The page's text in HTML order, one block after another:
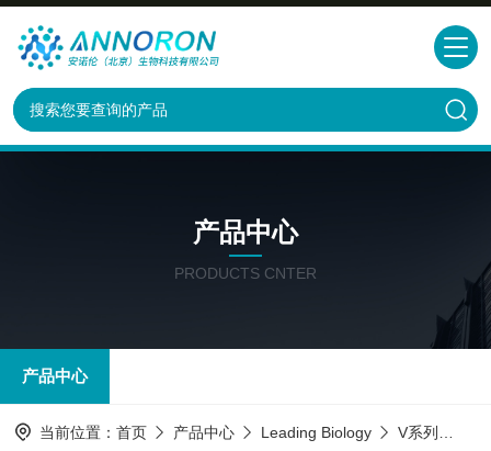
产品中心
PRODUCTS CNTER
产品中心
当前位置： 首页 产品中心 Leading Biology V系列